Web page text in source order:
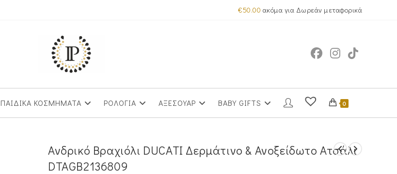
€50.00 ακόμα για Δωρεάν μεταφορικά
ΠΑΙΔΙΚΑ ΚΟΣΜΗΜΑΤΑ ΡΟΛΟΓΙΑ ΑΞΕΣΟΥΑΡ BABY GIFTS 0
Ανδρικό Βραχιόλι DUCATI Δερμάτινο & Ανοξείδωτο Ατσάλι
DTAGB2136809